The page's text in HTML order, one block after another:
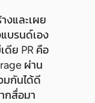
งและเผย
บรนด์เอง
ดีย PR คือ
ผ่าน
มกันได้ดี
กสื่อมา